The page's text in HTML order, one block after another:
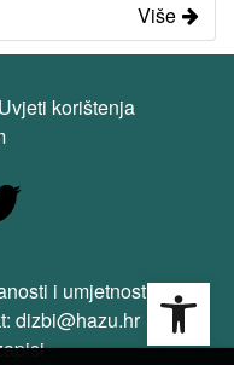
Više
Uvjeti korištenja
i umjetnosti. Sva
dizbi@hazu.hr